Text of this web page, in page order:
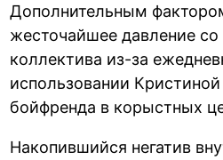
Дополнительным
жесточайшее давление
коллектива из-за
использовании
бойфренда в корыстных
Накопившийся негатив